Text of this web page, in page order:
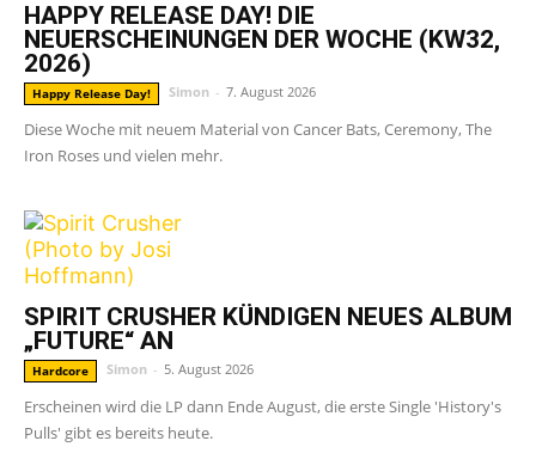
HAPPY RELEASE DAY! DIE
NEUERSCHEINUNGEN DER WOCHE (KW32,
2026)
Happy Release Day! Simon - 7. August 2026
Diese Woche mit neuem Material von Cancer Bats, Ceremony, The
Iron Roses und vielen mehr.
SPIRIT CRUSHER KÜNDIGEN NEUES ALBUM
„FUTURE“ AN
Hardcore Simon - 5. August 2026
Erscheinen wird die LP dann Ende August, die erste Single 'History's
Pulls' gibt es bereits heute.